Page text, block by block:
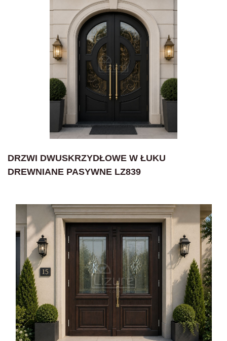
DRZWI DWUSKRZYDŁOWE W ŁUKU
DREWNIANE PASYWNE LZ839